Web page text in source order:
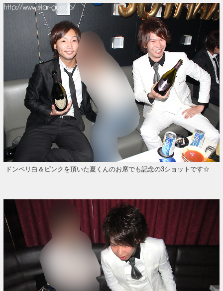
ドンペリ白＆ピンクを頂いた夏くんのお席でも記念の3ショットです☆